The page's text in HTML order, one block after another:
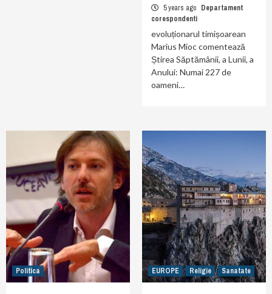
5 years ago Departament
corespondenti
evoluționarul timișoarean
Marius Mioc comentează
Știrea Săptămânii, a Lunii, a
Anului: Numai 227 de
oameni…
Politica EUROPE Religie Sanatate